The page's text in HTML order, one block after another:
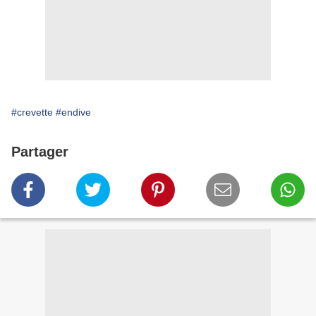
#crevette #endive
Partager